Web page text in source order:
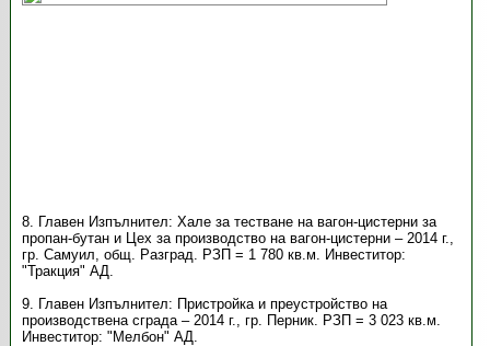
8. Главен Изпълнител: Хале за тестване на вагон-цистерни за
пропан-бутан и Цех за производство на вагон-цистерни – 2014 г.,
гр. Самуил, общ. Разград. РЗП = 1 780 кв.м. Инвеститор:
"Тракция" АД.
9. Главен Изпълнител: Пристройка и преустройство на
производствена сграда – 2014 г., гр. Перник. РЗП = 3 023 кв.м.
Инвеститор: "Мелбон" АД.